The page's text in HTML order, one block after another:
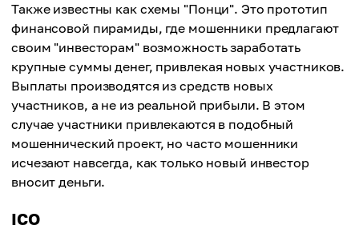
Также известны как схемы "Понци". Это прототип
финансовой пирамиды, где мошенники предлагают
своим "инвесторам" возможность заработать
крупные суммы денег, привлекая новых участников.
Выплаты производятся из средств новых
участников, а не из реальной прибыли. В этом
случае участники привлекаются в подобный
мошеннический проект, но часто мошенники
исчезают навсегда, как только новый инвестор
вносит деньги.
ICO